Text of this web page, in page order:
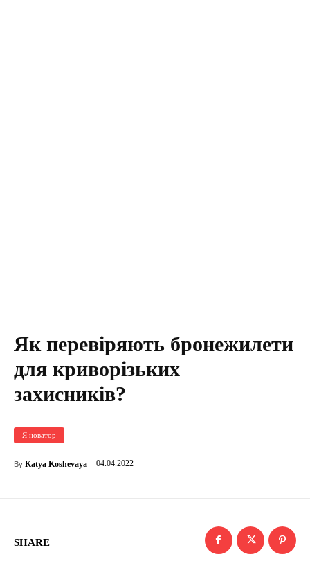
Як перевіряють бронежилети
для криворізьких
захисників?
Я новатор
By Katya Koshevaya 04.04.2022
SHARE